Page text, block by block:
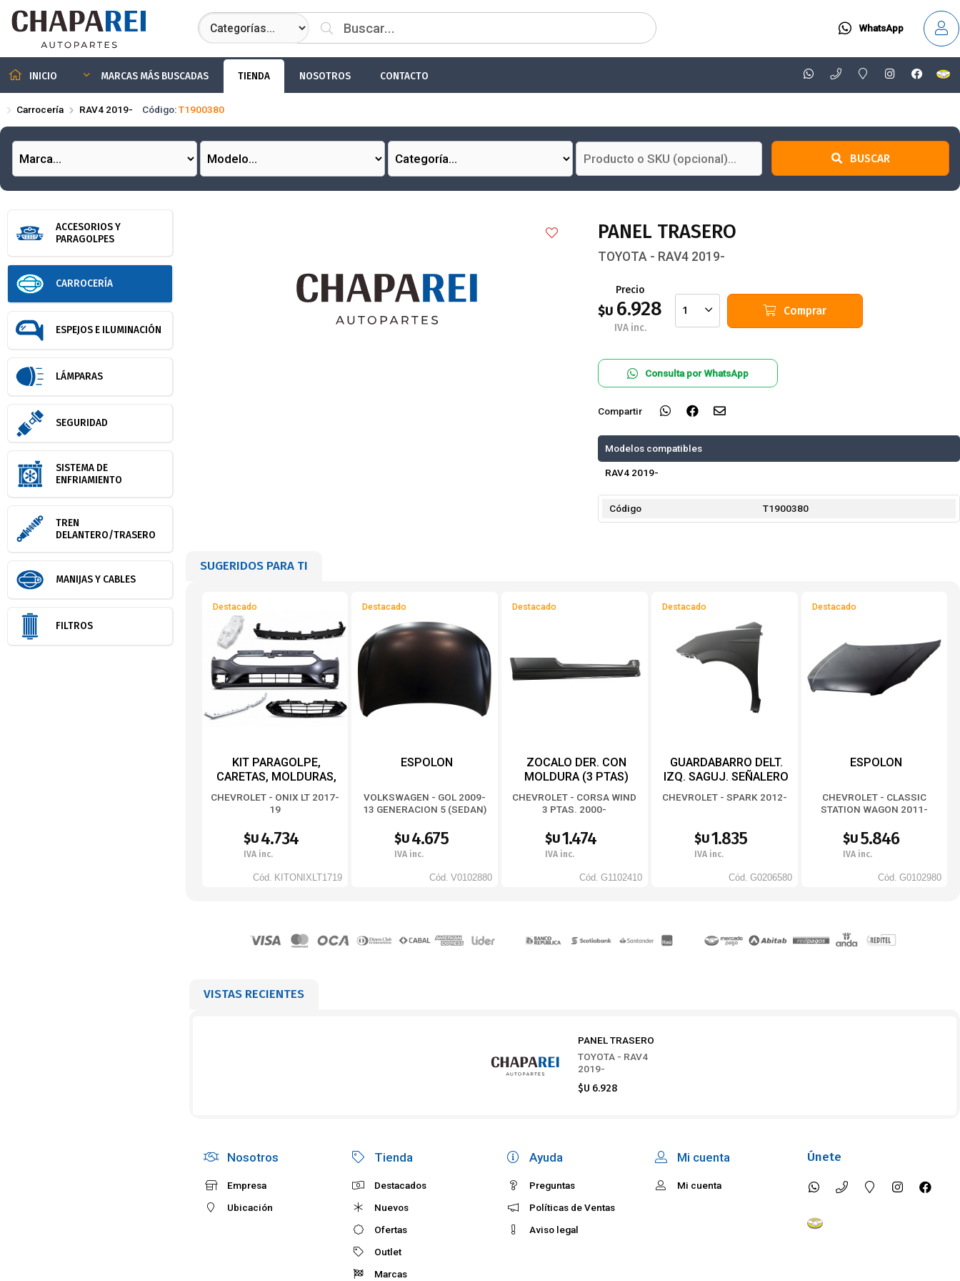
Compartir por email
WhatsApp
INICIO MARCAS MÁS BUSCADAS TIENDA NOSOTROS CONTACTO
Carrocería RAV4 2019- Código:T1900380
BUSCAR
ACCESORIOS Y
PARAGOLPES
CARROCERÍA
ESPEJOS E ILUMINACIÓN
LÁMPARAS
SEGURIDAD
SISTEMA DE
ENFRIAMIENTO
TREN
DELANTERO/TRASERO
MANIJAS Y CABLES
FILTROS
PANEL TRASERO
TOYOTA - RAV4 2019-
Precio
$U 6.928
IVA inc.
1 Comprar
Consulta por WhatsApp
Compartir
Modelos compatibles
RAV4 2019-
Código T1900380
SUGERIDOS PARA TI
Destacado
KIT PARAGOLPE,
CARETAS, MOLDURAS,
GUIAS ONIXLT17-19
CHEVROLET - ONIX LT 2017-
19
$U4.734
IVA inc.
Cód. KITONIXLT1719
Destacado
ESPOLON
VOLKSWAGEN - GOL 2009-
13 GENERACION 5 (SEDAN)
$U 4.675
IVA inc.
Cód. V0102880
Destacado
ZOCALO DER. CON
MOLDURA (3 PTAS)
CHEVROLET - CORSA WIND
3 PTAS. 2000-
$U1.474
IVA inc.
Cód. G1102410
Destacado
GUARDABARRO DELT.
IZQ. SAGUJ. SEÑALERO
CHEVROLET - SPARK 2012-
$U1.835
IVA inc.
Cód. G0206580
Destacado
ESPOLON
CHEVROLET - CLASSIC
STATION WAGON 2011-
$U 5.846
IVA inc.
Cód. G0102980
VISTAS RECIENTES
PANEL TRASERO
TOYOTA - RAV4
2019-
$U 6.928
Nosotros
Empresa
Ubicación
Tienda
Destacados
Nuevos
Ofertas
Outlet
Marcas
Ayuda
Preguntas
Políticas de Ventas
Aviso legal
Mi cuenta
Mi cuenta
Únete